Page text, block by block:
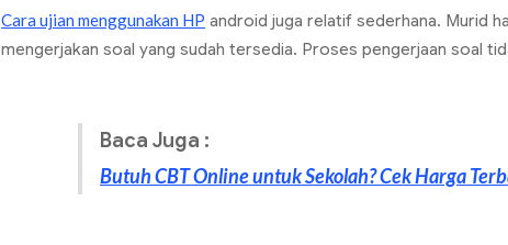
Cara ujian menggunakan HP android juga relatif sederhana. Murid
mengerjakan soal yang sudah tersedia. Proses pengerjaan soal
Baca Juga :
Butuh CBT Online untuk Sekolah? Cek Harga